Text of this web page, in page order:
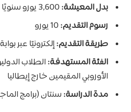
بدل المعيشة:
رسوم التقديم:
طريقة التقديم:إلكترونيًا عبر بوابة UNICAL Admission
الفئة المستهدفة: الطلاب
الأوروبي المقيمين خارج إيطاليا
مدة الدراسة: سنتان (برامج